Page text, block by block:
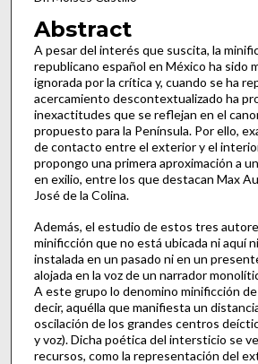
Abstract
A pesar del interés que suscita, la
republicano español en México ha sido
ignorada por la crítica y, cuando se ha
acercamiento descontextualizado ha
inexactitudes que se reflejan en el
propuesto para la Península. Por ello,
de contacto entre el exterior y el
propongo una primera aproximación a
en exilio, entre los que destacan Max
José de la Colina.
Además, el estudio de estos tres
minificción que no está ubicada ni aquí
instalada en un pasado ni en un
alojada en la voz de un narrador
A este grupo lo denomino minificción
decir, aquélla que manifiesta un
oscilación de los grandes centros
y voz). Dicha poética del intersticio se
recursos, como la representación del